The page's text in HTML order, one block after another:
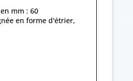
mm : 60
en forme d'étrier,